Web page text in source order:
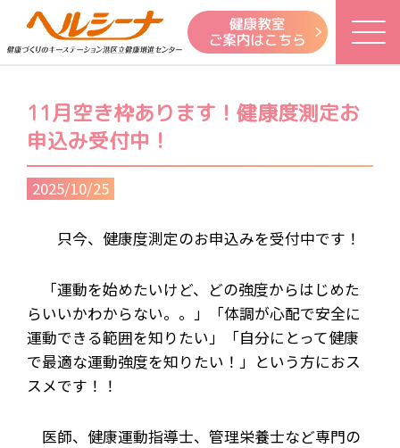
11月空き枠あります！健康度測定お
申込み受付中！
2025/10/25
只今、健康度測定のお申込みを受付中です！
「運動を始めたいけど、どの強度からはじめた
らいいかわからない。。」「体調が心配で安全に
運動できる範囲を知りたい」「自分にとって健康
で最適な運動強度を知りたい！」という方におス
スメです！！
医師、健康運動指導士、管理栄養士など専門の